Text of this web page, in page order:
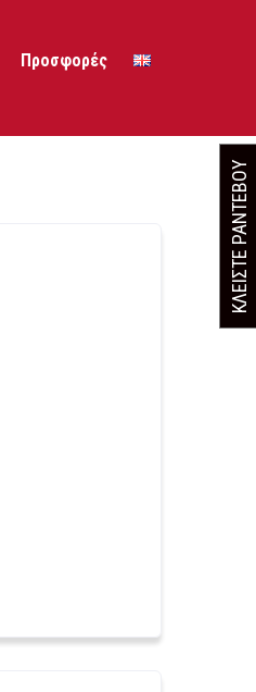
Προσφορές
ΚΛΕΙΣΤΕ ΡΑΝΤΕΒΟΥ